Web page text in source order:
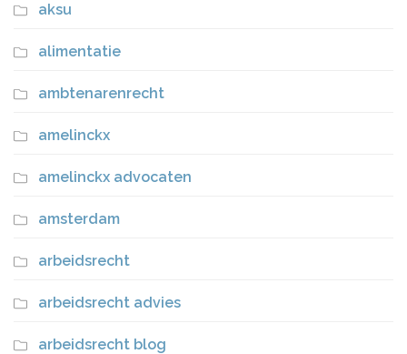
aksu
alimentatie
ambtenarenrecht
amelinckx
amelinckx advocaten
amsterdam
arbeidsrecht
arbeidsrecht advies
arbeidsrecht blog